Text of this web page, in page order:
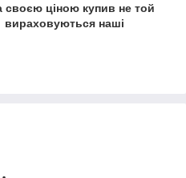
своєю ціною купив не той
вираховуються наші